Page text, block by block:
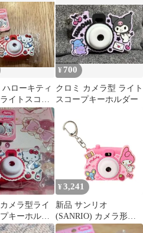
セット
ローキティ
イトスコー
ダー
¥ 700
クロミ カメラ型 ライト
スコープキーホルダー
カメラ型ライ
キーホルダ
キティ
¥ 3,241
新品 サンリオ
(SANRIO) カメラ形ラ
イトスコープキーホル